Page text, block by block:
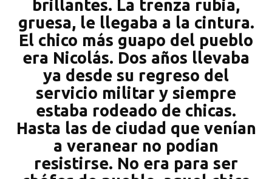
brillantes. La trenza rubia,
gruesa, le llegaba a la cintura.
El chico más guapo del pueblo
era Nicolás. Dos años llevaba
ya desde su regreso del
servicio militar y siempre
estaba rodeado de chicas.
Hasta las de ciudad que venían
a veranear no podían
resistirse. No era para ser